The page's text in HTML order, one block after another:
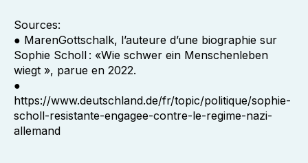
Sources:
● MarenGottschalk, l’auteure d’une biographie sur
Sophie Scholl : «Wie schwer ein Menschenleben
wiegt », parue en 2022.
●
https://www.deutschland.de/fr/topic/politique/sophie-
scholl-resistante-engagee-contre-le-regime-nazi-
allemand